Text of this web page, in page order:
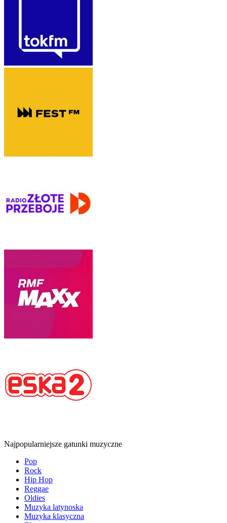
Najpopularniejsze gatunki muzyczne
Pop
Rock
Hip Hop
Reggae
Oldies
Muzyka latynoska
Muzyka klasyczna